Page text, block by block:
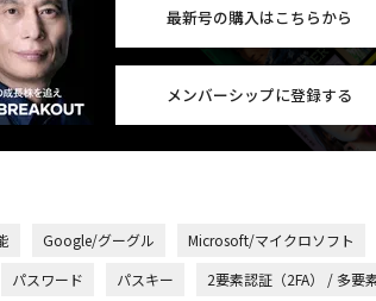
最新号の購入はこちらから
メンバーシップに登録する
Google/グーグル Microsoft/マイクロソフト
パスワード パスキー 2要素認証（2FA） / 多要素